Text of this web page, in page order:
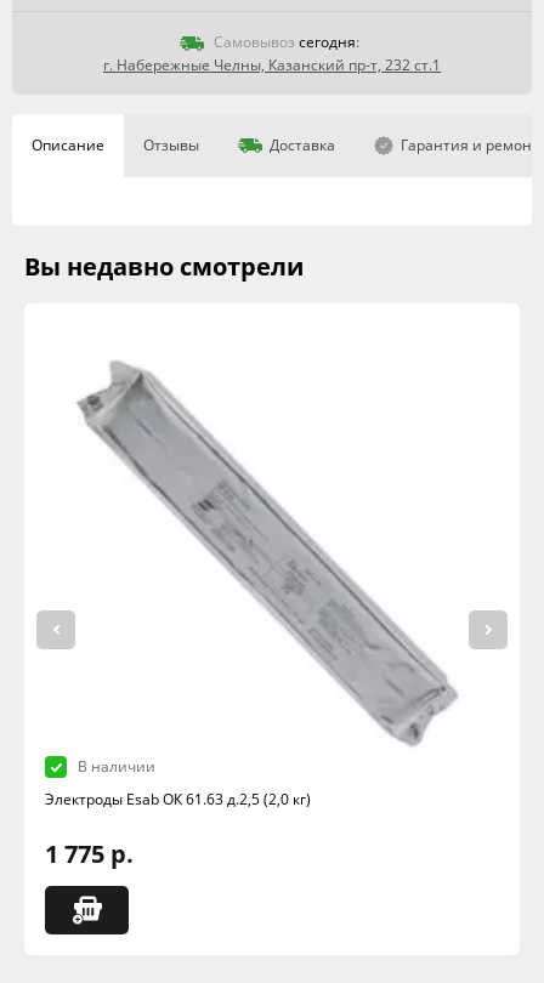
Самовывоз сегодня:
г. Набережные Челны, Казанский пр-т, 232 ст.1
Описание Отзывы Доставка Гарантия и ремонт
Вы недавно смотрели
В наличии
Электроды Esab ОК 61.63 д.2,5 (2,0 кг)
1 775 р.